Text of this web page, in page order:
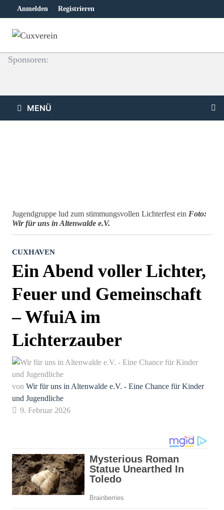
Inhalt
springen
Anmelden Registrieren
Sponsoren:
MENÜ
Jugendgruppe lud zum stimmungsvollen Lichterfest ein Foto:
Wir für uns in Altenwalde e.V.
CUXHAVEN
Ein Abend voller Lichter,
Feuer und Gemeinschaft
– WfuiA im
Lichterzauber
von Wir für uns in Altenwalde e.V. - Eine Chance für Kinder
und Jugendliche
9. Februar 2026